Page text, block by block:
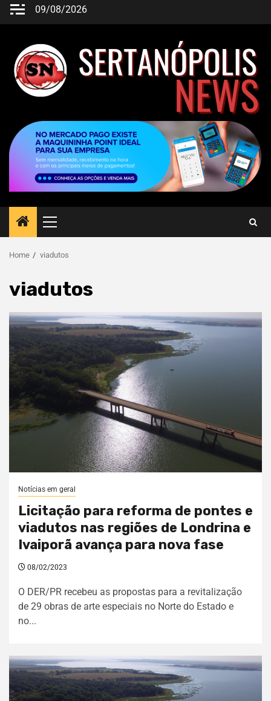
09/08/2026
Home viadutos
viadutos
Notícias em geral
Licitação para reforma de pontes e
viadutos nas regiões de Londrina e
Ivaiporã avança para nova fase
08/02/2023
O DER/PR recebeu as propostas para a revitalização
de 29 obras de arte especiais no Norte do Estado e
no...